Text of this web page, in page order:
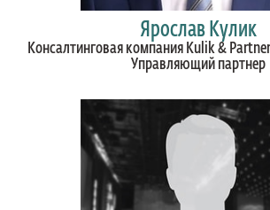
Ярослав Кулик
Консалтинговая компания Kulik &
Управляющий партнер